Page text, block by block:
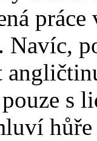
s
hůře